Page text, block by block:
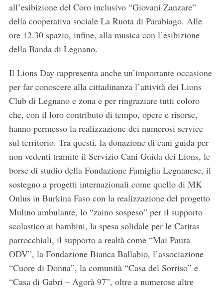
all’esibizione del Coro inclusivo “Giovani Zanzare”
della cooperativa sociale La Ruota di Parabiago. Alle
ore 12.30 spazio, infine, alla musica con l’esibizione
della Banda di Legnano.
Il Lions Day rappresenta anche un’importante occasione
per far conoscere alla cittadinanza l’attività dei Lions
Club di Legnano e zona e per ringraziare tutti coloro
che, con il loro contributo di tempo, opere e risorse,
hanno permesso la realizzazione dei numerosi service
sul territorio. Tra questi, la donazione di cani guida per
non vedenti tramite il Servizio Cani Guida dei Lions, le
borse di studio della Fondazione Famiglia Legnanese, il
sostegno a progetti internazionali come quello di MK
Onlus in Burkina Faso con la realizzazione del progetto
Mulino ambulante, lo “zaino sospeso” per il supporto
scolastico ai bambini, la spesa solidale per le Caritas
parrocchiali, il supporto a realtà come “Mai Paura
ODV”, la Fondazione Bianca Ballabio, l’associazione
“Cuore di Donna”, la comunità “Casa del Sorriso” e
“Casa di Gabri – Agorà 97”, oltre a numerose altre
S
a
r
c
h
o
r
: